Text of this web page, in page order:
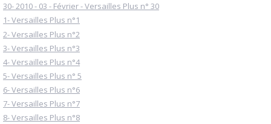
30- 2010 - 03 - Février - Versailles Plus n° 30
1- Versailles Plus n°1
2- Versailles Plus n°2
3- Versailles Plus n°3
4- Versailles Plus n°4
5- Versailles Plus n° 5
6- Versailles Plus n°6
7- Versailles Plus n°7
8- Versailles Plus n°8